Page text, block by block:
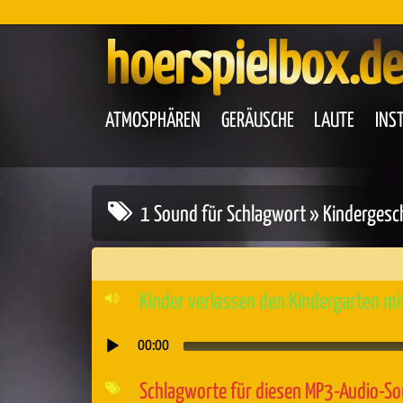
hoerspielbox.de
ATMOSPHÄREN GERÄUSCHE LAUTE
1 Sound für Schlagwort »
Kinder verlassen den Kindergarten
Audio-
Player
00:00
Schlagworte für diesen MP3-Audio-